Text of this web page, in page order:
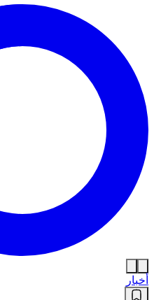
أخبار